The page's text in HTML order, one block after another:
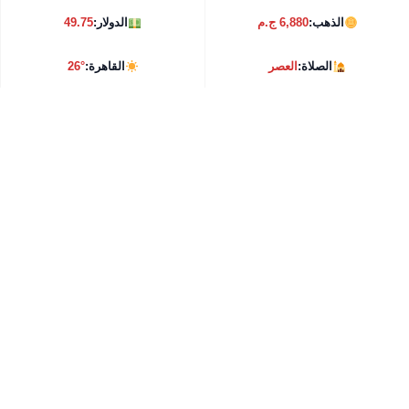
الذهب:6,880 ج.م الدولار:49.75
الصلاة:العصر القاهرة:26°